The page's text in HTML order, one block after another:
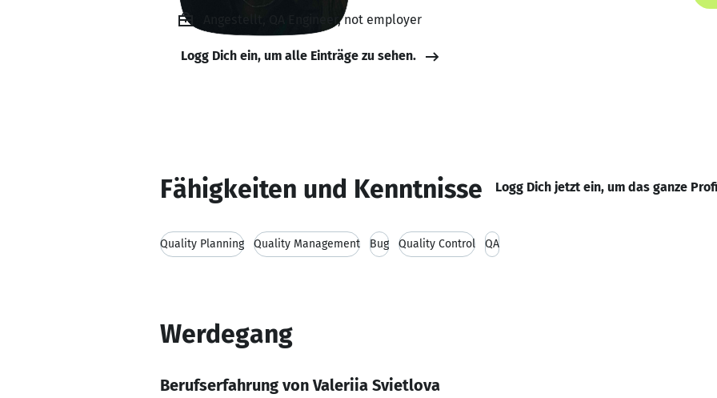
Angestellt, QA Engineer, not employer
Logg Dich ein, um alle Einträge zu sehen.
Fähigkeiten und Kenntnisse Logg Dich jetzt ein, um das ganze
Quality Planning Quality Management Bug Quality Control QA
Werdegang
Berufserfahrung von Valeriia Svietlova